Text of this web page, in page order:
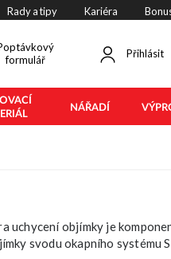
Rady a tipy Kariéra
formulář
Přihlásit
NÁŘADÍ
uchycení objímky je
svodu okapního systému